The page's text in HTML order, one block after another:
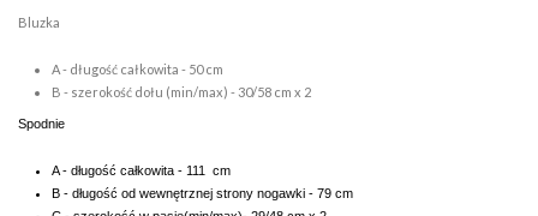
Bluzka
A - długość całkowita - 50 cm
B - szerokość dołu (min/max) - 30/58 cm x 2
Spodnie
A - długość całkowita - 111 cm
B - długość od wewnętrznej strony nogawki - 79 cm